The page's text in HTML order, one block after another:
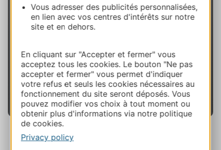
Vous adresser des publicités personnalisées,
en lien avec vos centres d'intérêts sur notre
site et en dehors.
En cliquant sur "Accepter et fermer" vous
acceptez tous les cookies. Le bouton "Ne pas
accepter et fermer" vous permet d'indiquer
votre refus et seuls les cookies nécessaires au
fonctionnement du site seront déposés. Vous
pouvez modifier vos choix à tout moment ou
obtenir plus d'informations via notre politique
de cookies.
Privacy policy
The Fise World inMontpellier, Europe's biggest
freestyle sports competition, brings together
over 500,000 spectators each year to admire the
world's top extreme-sport riders.